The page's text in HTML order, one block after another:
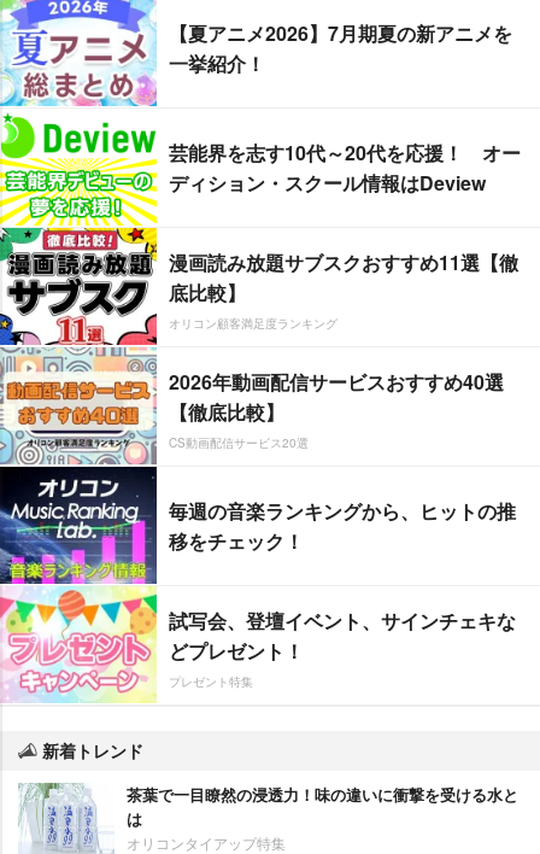
【夏アニメ2026】7月期夏の新アニメを
一挙紹介！
芸能界を志す10代～20代を応援！ オー
ディション・スクール情報はDeview
漫画読み放題サブスクおすすめ11選【徹
底比較】
オリコン顧客満足度ランキング
2026年動画配信サービスおすすめ40選
【徹底比較】
CS動画配信サービス20選
毎週の音楽ランキングから、ヒットの推
移をチェック！
試写会、登壇イベント、サインチェキな
どプレゼント！
プレゼント特集
新着トレンド
茶葉で一目瞭然の浸透力！味の違いに衝撃を受ける水と
は
オリコンタイアップ特集